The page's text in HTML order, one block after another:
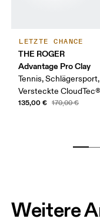
LETZTE CHANCE
THE ROGER
Advantage Pro Clay
Tennis, Schlägersport,
Versteckte CloudTec®
135,00 € 170,00 €
Weitere